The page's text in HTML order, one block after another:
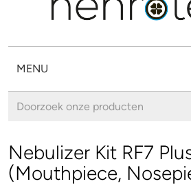
MENU
Nebulizer Kit RF7
(Mouthpiece,